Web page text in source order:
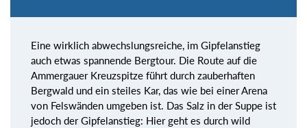
Eine wirklich abwechslungsreiche, im Gipfelanstieg
auch etwas spannende Bergtour. Die Route auf die
Ammergauer Kreuzspitze führt durch zauberhaften
Bergwald und ein steiles Kar, das wie bei einer Arena
von Felswänden umgeben ist. Das Salz in der Suppe ist
jedoch der Gipfelanstieg: Hier geht es durch wild